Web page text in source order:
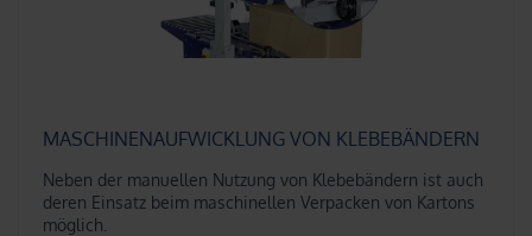
MASCHINENAUFWICKLUNG VON KLEBEBÄNDERN
Neben der manuellen Nutzung von Klebebändern ist auch
deren Einsatz beim maschinellen Verpacken von Kartons
möglich.